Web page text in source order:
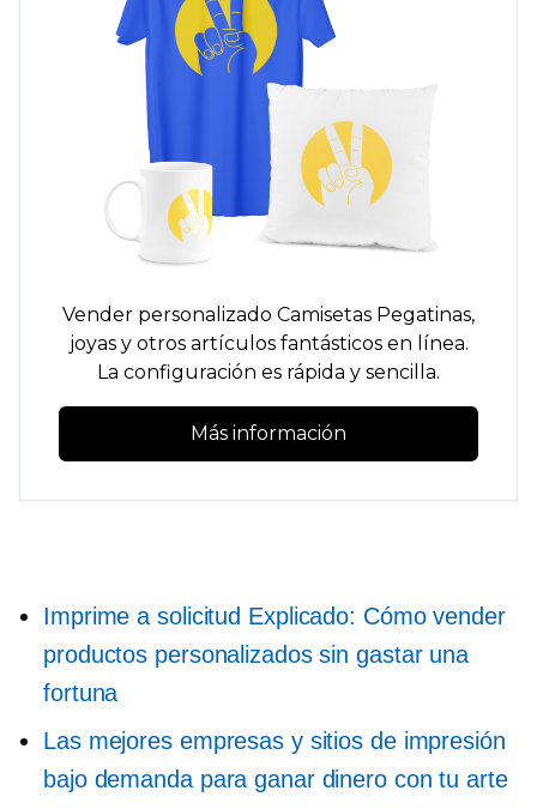
Vender personalizado Camisetas Pegatinas,
joyas y otros artículos fantásticos en línea.
La configuración es rápida y sencilla.
Más información
Imprime a solicitud Explicado: Cómo vender
productos personalizados sin gastar una
fortuna
Las mejores empresas y sitios de impresión
bajo demanda para ganar dinero con tu arte